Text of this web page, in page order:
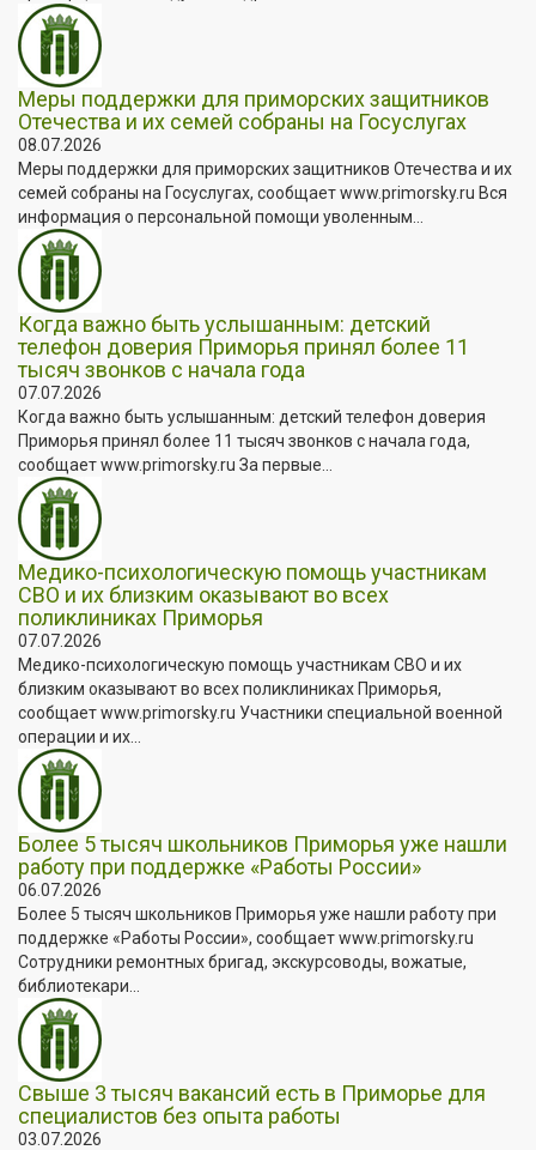
Меры поддержки для приморских защитников
Отечества и их семей собраны на Госуслугах
08.07.2026
Меры поддержки для приморских защитников Отечества и их
семей собраны на Госуслугах, сообщает www.primorsky.ru Вся
информация о персональной помощи уволенным...
Когда важно быть услышанным: детский
телефон доверия Приморья принял более 11
тысяч звонков с начала года
07.07.2026
Когда важно быть услышанным: детский телефон доверия
Приморья принял более 11 тысяч звонков с начала года,
сообщает www.primorsky.ru За первые...
Медико-психологическую помощь участникам
СВО и их близким оказывают во всех
поликлиниках Приморья
07.07.2026
Медико-психологическую помощь участникам СВО и их
близким оказывают во всех поликлиниках Приморья,
сообщает www.primorsky.ru Участники специальной военной
операции и их...
Более 5 тысяч школьников Приморья уже нашли
работу при поддержке «Работы России»
06.07.2026
Более 5 тысяч школьников Приморья уже нашли работу при
поддержке «Работы России», сообщает www.primorsky.ru
Сотрудники ремонтных бригад, экскурсоводы, вожатые,
библиотекари...
Свыше 3 тысяч вакансий есть в Приморье для
специалистов без опыта работы
03.07.2026